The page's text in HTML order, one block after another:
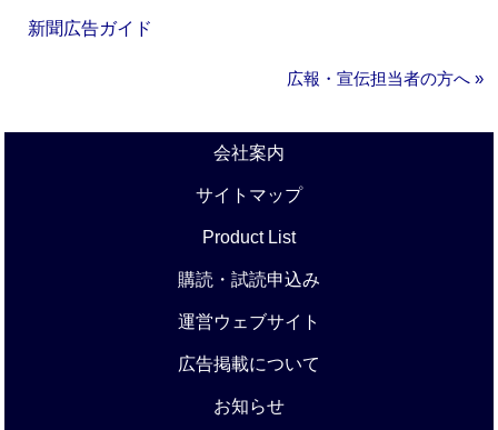
新聞広告ガイド
広報・宣伝担当者の方へ »
会社案内
サイトマップ
Product List
購読・試読申込み
運営ウェブサイト
広告掲載について
お知らせ